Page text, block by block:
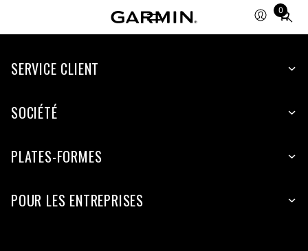
0
Total
items
cart:
SERVICE CLIENT
SOCIÉTÉ
PLATES-FORMES
POUR LES ENTREPRISES